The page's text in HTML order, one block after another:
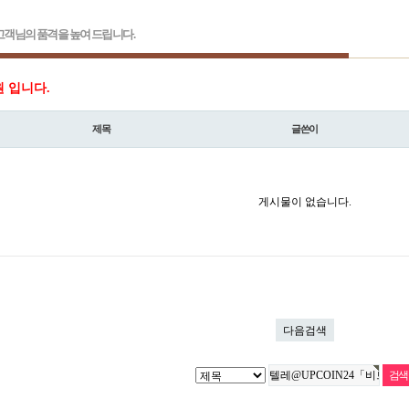
님의 품격을 높여 드립니다.
입니다.
제목 글쓴이
게시물이 없습니다.
다음검색